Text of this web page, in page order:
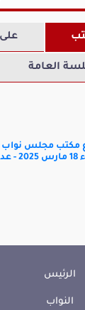
العامة
مكتب مجلس
2025
الرئيس
النواب